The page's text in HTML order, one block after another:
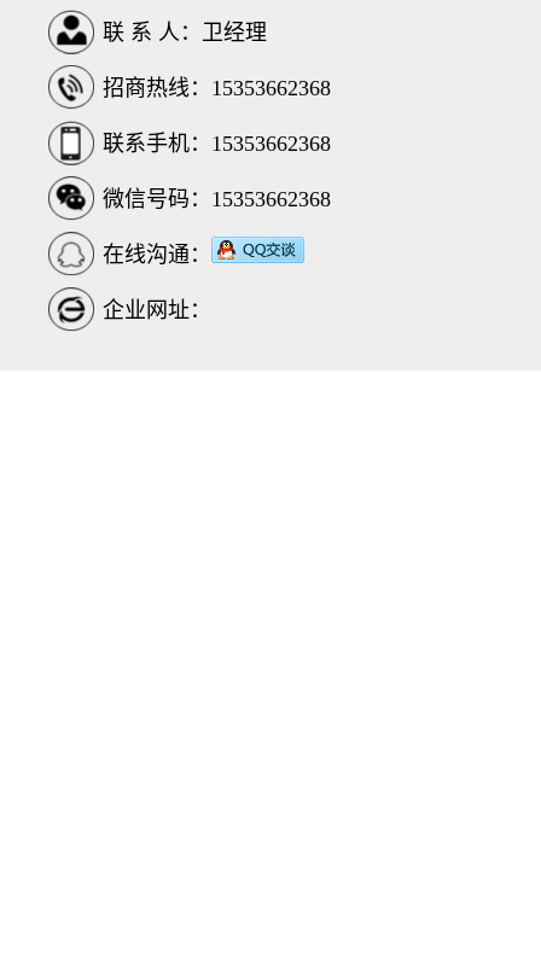
联 系 人：卫经理
招商热线：15353662368
联系手机：15353662368
微信号码：15353662368
在线沟通：
企业网址：